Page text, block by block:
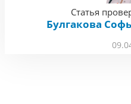
Статья
Булгакова